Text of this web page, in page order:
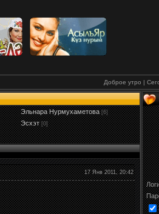
Доброе утро |
Эльнара Нурмухаметова [6]
Эсхэт [0]
17 Янв 2011, 20:42